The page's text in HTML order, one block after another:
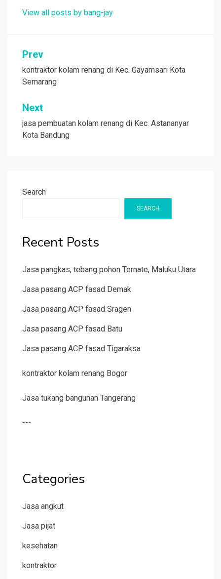
View all posts by bang-jay
Post
navigation
Prev
kontraktor kolam renang di Kec. Gayamsari Kota
Semarang
Next
jasa pembuatan kolam renang di Kec. Astananyar
Kota Bandung
Search
SEARCH
Recent Posts
Jasa pangkas, tebang pohon Ternate, Maluku Utara
Jasa pasang ACP fasad Demak
Jasa pasang ACP fasad Sragen
Jasa pasang ACP fasad Batu
Jasa pasang ACP fasad Tigaraksa
kontraktor kolam renang Bogor
Jasa tukang bangunan Tangerang
---
Categories
Jasa angkut
Jasa pijat
kesehatan
kontraktor